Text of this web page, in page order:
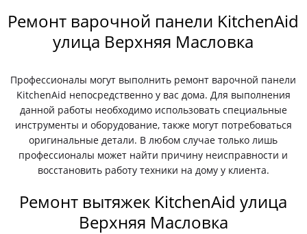
Ремонт варочной панели KitchenAid
улица Верхняя Масловка
Профессионалы могут выполнить ремонт варочной панели
KitchenAid непосредственно у вас дома. Для выполнения
данной работы необходимо использовать специальные
инструменты и оборудование, также могут потребоваться
оригинальные детали. В любом случае только лишь
профессионалы может найти причину неисправности и
восстановить работу техники на дому у клиента.
Ремонт вытяжек KitchenAid улица
Верхняя Масловка